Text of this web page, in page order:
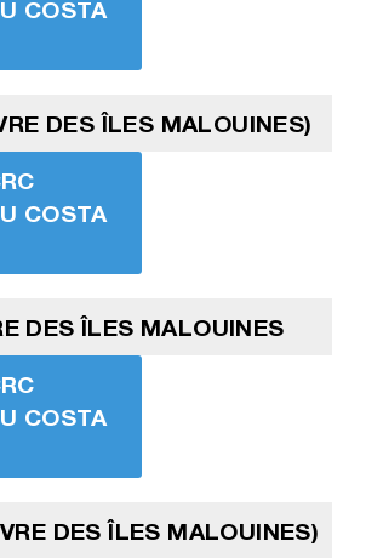
COSTA
DES ÎLES MALOUINES)
COSTA
DES ÎLES MALOUINES
COSTA
DES ÎLES MALOUINES)